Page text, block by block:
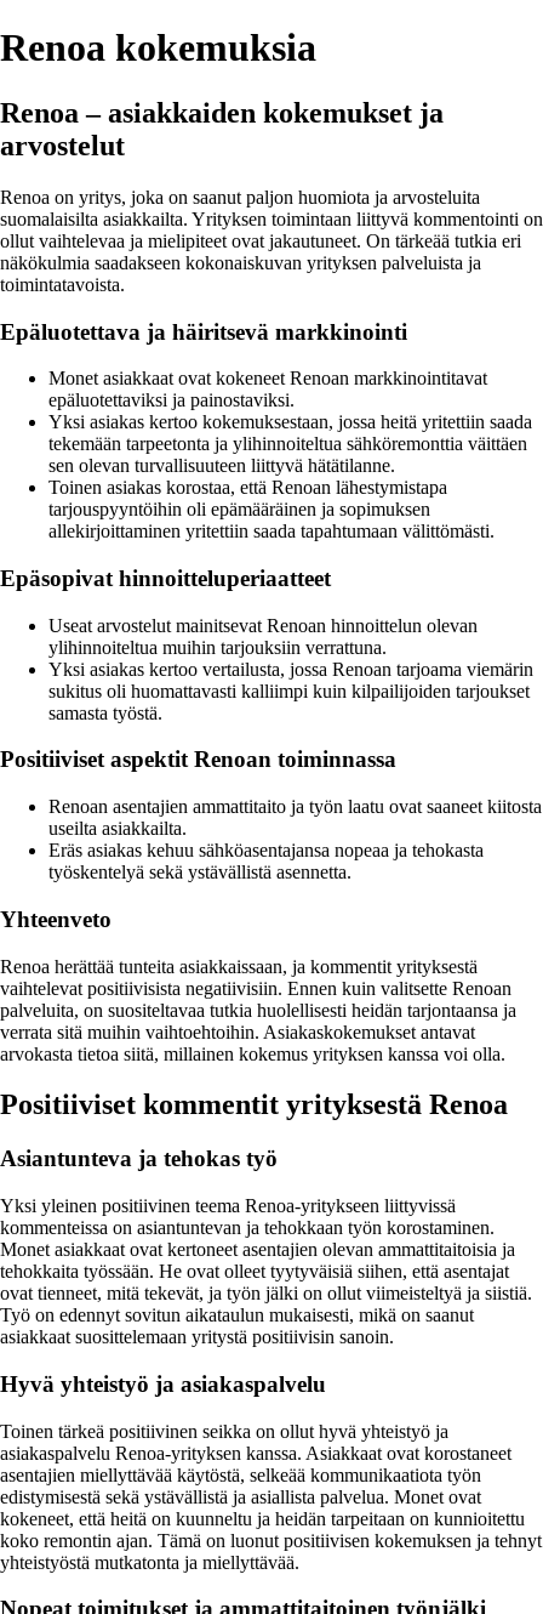
Renoa kokemuksia
Renoa – asiakkaiden kokemukset ja
arvostelut
Renoa on yritys, joka on saanut paljon huomiota ja arvosteluita
suomalaisilta asiakkailta. Yrityksen toimintaan liittyvä kommentointi on
ollut vaihtelevaa ja mielipiteet ovat jakautuneet. On tärkeää tutkia eri
näkökulmia saadakseen kokonaiskuvan yrityksen palveluista ja
toimintatavoista.
Epäluotettava ja häiritsevä markkinointi
Monet asiakkaat ovat kokeneet Renoan markkinointitavat
epäluotettaviksi ja painostaviksi.
Yksi asiakas kertoo kokemuksestaan, jossa heitä yritettiin saada
tekemään tarpeetonta ja ylihinnoiteltua sähköremonttia väittäen
sen olevan turvallisuuteen liittyvä hätätilanne.
Toinen asiakas korostaa, että Renoan lähestymistapa
tarjouspyyntöihin oli epämääräinen ja sopimuksen
allekirjoittaminen yritettiin saada tapahtumaan välittömästi.
Epäsopivat hinnoitteluperiaatteet
Useat arvostelut mainitsevat Renoan hinnoittelun olevan
ylihinnoiteltua muihin tarjouksiin verrattuna.
Yksi asiakas kertoo vertailusta, jossa Renoan tarjoama viemärin
sukitus oli huomattavasti kalliimpi kuin kilpailijoiden tarjoukset
samasta työstä.
Positiiviset aspektit Renoan toiminnassa
Renoan asentajien ammattitaito ja työn laatu ovat saaneet kiitosta
useilta asiakkailta.
Eräs asiakas kehuu sähköasentajansa nopeaa ja tehokasta
työskentelyä sekä ystävällistä asennetta.
Yhteenveto
Renoa herättää tunteita asiakkaissaan, ja kommentit yrityksestä
vaihtelevat positiivisista negatiivisiin. Ennen kuin valitsette Renoan
palveluita, on suositeltavaa tutkia huolellisesti heidän tarjontaansa ja
verrata sitä muihin vaihtoehtoihin. Asiakaskokemukset antavat
arvokasta tietoa siitä, millainen kokemus yrityksen kanssa voi olla.
Positiiviset kommentit yrityksestä Renoa
Asiantunteva ja tehokas työ
Yksi yleinen positiivinen teema Renoa-yritykseen liittyvissä
kommenteissa on asiantuntevan ja tehokkaan työn korostaminen.
Monet asiakkaat ovat kertoneet asentajien olevan ammattitaitoisia ja
tehokkaita työssään. He ovat olleet tyytyväisiä siihen, että asentajat
ovat tienneet, mitä tekevät, ja työn jälki on ollut viimeisteltyä ja siistiä.
Työ on edennyt sovitun aikataulun mukaisesti, mikä on saanut
asiakkaat suosittelemaan yritystä positiivisin sanoin.
Hyvä yhteistyö ja asiakaspalvelu
Toinen tärkeä positiivinen seikka on ollut hyvä yhteistyö ja
asiakaspalvelu Renoa-yrityksen kanssa. Asiakkaat ovat korostaneet
asentajien miellyttävää käytöstä, selkeää kommunikaatiota työn
edistymisestä sekä ystävällistä ja asiallista palvelua. Monet ovat
kokeneet, että heitä on kuunneltu ja heidän tarpeitaan on kunnioitettu
koko remontin ajan. Tämä on luonut positiivisen kokemuksen ja tehnyt
yhteistyöstä mutkatonta ja miellyttävää.
Nopeat toimitukset ja ammattitaitoinen työnjälki